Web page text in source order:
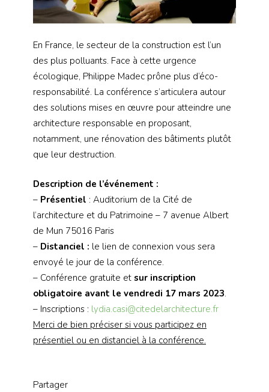
En France, le secteur de la construction est l’un
des plus polluants. Face à cette urgence
écologique, Philippe Madec prône plus d’éco-
responsabilité. La conférence s’articulera autour
des solutions mises en œuvre pour atteindre une
architecture responsable en proposant,
notamment, une rénovation des bâtiments plutôt
que leur destruction.
Description de l’événement :
– Présentiel : Auditorium de la Cité de
l’architecture et du Patrimoine – 7 avenue Albert
de Mun 75016 Paris
– Distanciel : le lien de connexion vous sera
envoyé le jour de la conférence.
– Conférence gratuite et sur inscription
obligatoire avant le vendredi 17 mars 2023.
– Inscriptions : lydia.casi@citedelarchitecture.fr
Merci de bien préciser si vous participez en
présentiel ou en distanciel à la conférence.
Partager